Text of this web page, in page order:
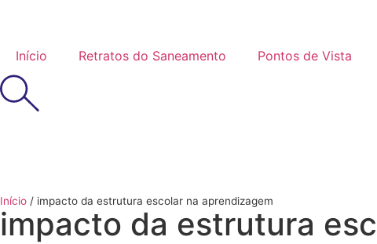
Início Retratos do Saneamento Pontos de Vista
Início / impacto da estrutura escolar na aprendizagem
impacto da estrutura